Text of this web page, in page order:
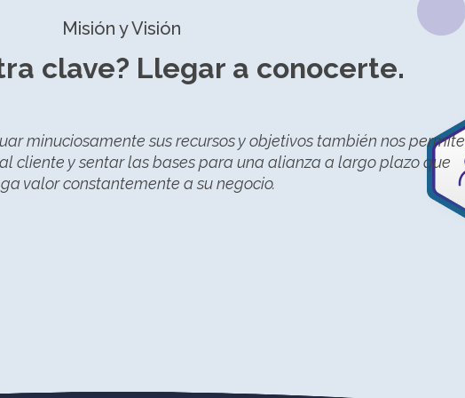
Misión y Visión
clave? Llegar a conocerte.
minuciosamente sus recursos y objetivos también nos permite
cliente y sentar las bases para una alianza a largo plazo que
valor constantemente a su negocio.